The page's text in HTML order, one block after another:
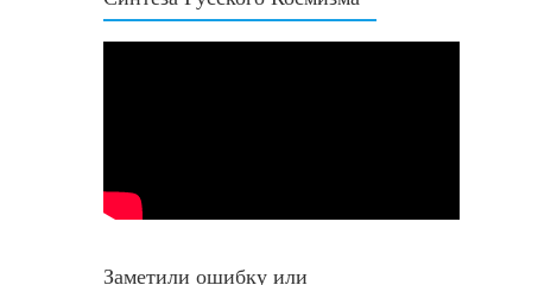
Заметили ошибку или